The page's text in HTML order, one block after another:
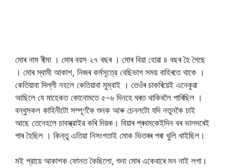
মোৰ নাম ৰীমা । মোৰ বয়স ২৭ বছৰ । মোৰ বিয়া হোৱা ৪ বছৰ হৈ গৈছে
। মোৰ স্বামী আকাশ, নিজৰ কর্মসূত্রে বেছিভাগ সময় বাহিৰতে থাকে ।
কেতিয়াবা দিল্লী নহলে কেতিয়াবা মুম্বাই । তেওঁৰ চাকৰিয়েই এনেকুৱা
আছিলে যে মাহেকত কোনোমতে ৫-৬ দিনহে ঘৰত থাকিবলৈ পাৰিছিল ।
বন্ধুসকল কাহিনীটো সম্পূর্ণকৈ শুনক আৰু চেনলটো যদি নতুনকৈ চাই
আছে তেনেহলে চাবস্ক্রাইৱ কৰি দিয়ক। বিয়াৰ প্ৰথমকেইদিন বৰ ভালদৰেই
পাৰ হৈছিল । কিন্তু এতিয়া নিসংগতাই মোক ভিতৰৰ পৰা খুলি খাইছিল।
মই প্রায়ে আকাশক ফোনত কৈছিলো, শুনা মোৰ একেবাৰে মন নাই লগা।